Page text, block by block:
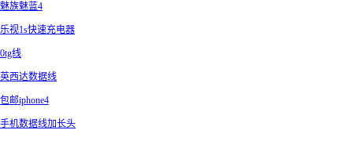
魅族魅蓝4
乐视1s快速充电器
0tg线
英西达数据线
包邮iphone4
手机数据线加长头